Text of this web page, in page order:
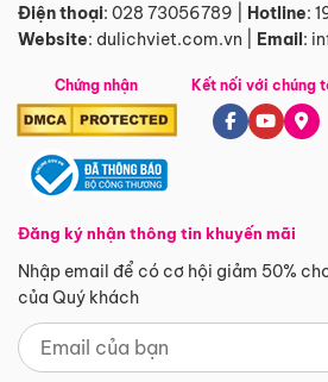
Điện thoại: 028 73056789 Hotline:
Website: dulichviet.com.vn Email:
Chứng nhận
Đăng ký nhận thông tin khuyến mãi
Nhập email để có cơ hội giảm 50%
của Quý khách
Kết nối với chúng